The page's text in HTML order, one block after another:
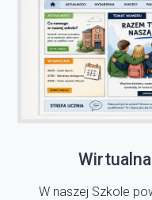
W naszej Szkole